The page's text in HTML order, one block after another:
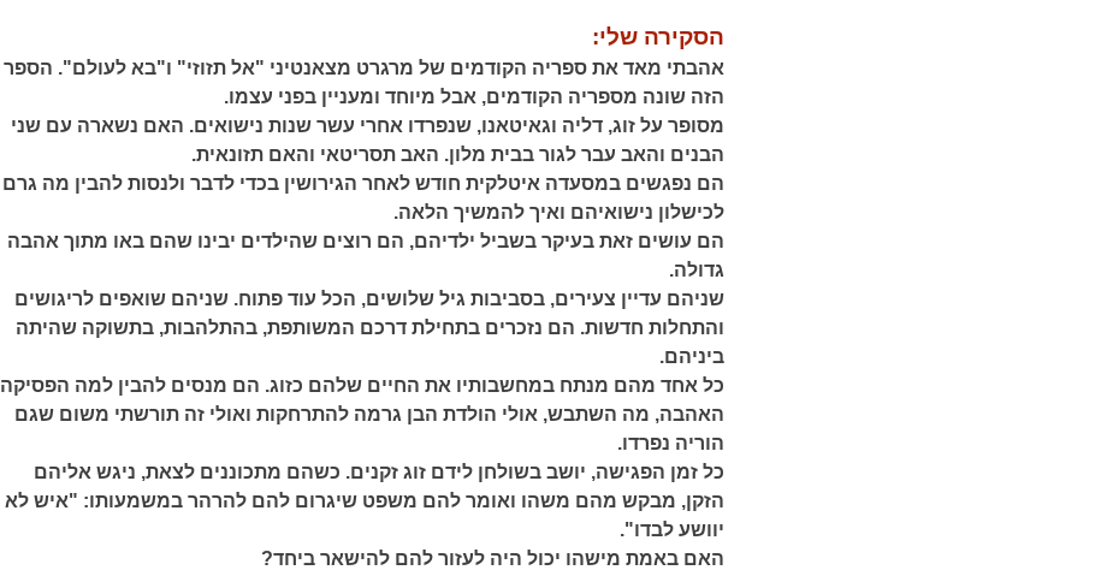
הסקירה שלי:
אהבתי מאד את ספריה הקודמים של מרגרט מצאנטיני "אל תזוזי" ו"בא לעולם". הספר
הזה שונה מספריה הקודמים, אבל מיוחד ומעניין בפני עצמו.
מסופר על זוג, דליה וגאיטאנו, שנפרדו אחרי עשר שנות נישואים. האם נשארה עם שני
הבנים והאב עבר לגור בבית מלון. האב תסריטאי והאם תזונאית.
הם נפגשים במסעדה איטלקית חודש לאחר הגירושין בכדי לדבר ולנסות להבין מה גרם
לכישלון נישואיהם ואיך להמשיך הלאה.
הם עושים זאת בעיקר בשביל ילדיהם, הם רוצים שהילדים יבינו שהם באו מתוך אהבה
גדולה.
שניהם עדיין צעירים, בסביבות גיל שלושים, הכל עוד פתוח. שניהם שואפים לריגושים
והתחלות חדשות. הם נזכרים בתחילת דרכם המשותפת, בהתלהבות, בתשוקה שהיתה
ביניהם.
כל אחד מהם מנתח במחשבותיו את החיים שלהם כזוג. הם מנסים להבין למה הפסיקה
האהבה, מה השתבש, אולי הולדת הבן גרמה להתרחקות ואולי זה תורשתי משום שגם
הוריה נפרדו.
כל זמן הפגישה, יושב בשולחן לידם זוג זקנים. כשהם מתכוננים לצאת, ניגש אליהם
הזקן, מבקש מהם משהו ואומר להם משפט שיגרום להם להרהר במשמעותו: "איש לא
יוושע לבדו".
האם באמת מישהו יכול היה לעזור להם להישאר ביחד?